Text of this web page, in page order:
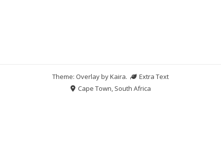
Theme: Overlay byKaira.
Extra Text
Cape Town, South Africa